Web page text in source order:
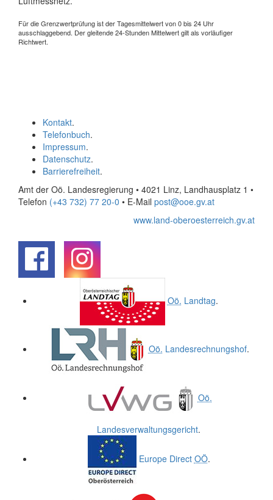
Für die Grenzwertprüfung ist der Tagesmittelwert von 0 bis 24 Uhr
ausschlaggebend. Der gleitende 24-Stunden Mittelwert gilt als vorläufiger
Richtwert.
Kontakt.
Telefonbuch.
Impressum.
Datenschutz.
Barrierefreiheit.
Amt der Oö. Landesregierung • 4021 Linz, Landhausplatz 1 •
Telefon (+43 732) 77 20-0 • E-Mail post@ooe.gv.at
www.land-oberoesterreich.gv.at
Oö. Landtag.
Oö. Landesrechnungshof.
Oö.
Landesverwaltungsgericht.
Europe Direct OÖ.